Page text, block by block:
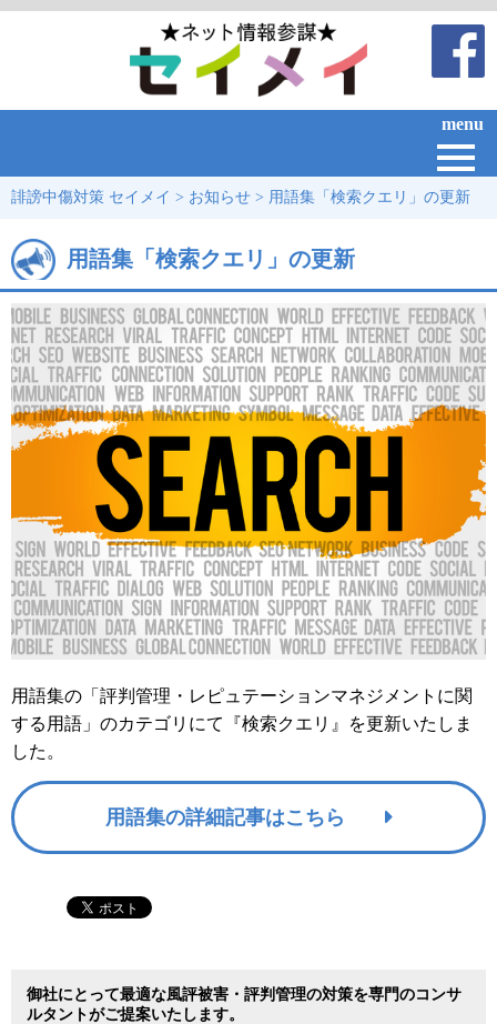
menu
誹謗中傷対策 セイメイ > お知らせ > 用語集「検索クエリ」の更新
用語集「検索クエリ」の更新
用語集の「評判管理・レピュテーションマネジメントに関
する用語」のカテゴリにて『検索クエリ』を更新いたしま
した。
用語集の詳細記事はこちら
御社にとって最適な風評被害・評判管理の対策を専門のコンサ
ルタントがご提案いたします。